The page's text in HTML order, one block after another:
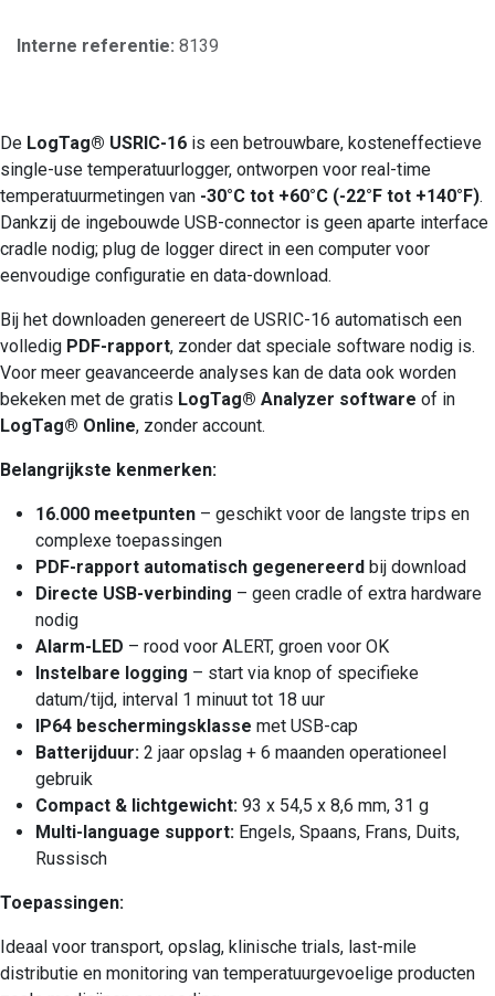
Interne referentie: 8139
De LogTag® USRIC-16 is een betrouwbare, kosteneffectieve
single-use temperatuurlogger, ontworpen voor real-time
temperatuurmetingen van -30°C tot +60°C (-22°F tot +140°F).
Dankzij de ingebouwde USB-connector is geen aparte interface
cradle nodig; plug de logger direct in een computer voor
eenvoudige configuratie en data-download.
Bij het downloaden genereert de USRIC-16 automatisch een
volledig PDF-rapport, zonder dat speciale software nodig is.
Voor meer geavanceerde analyses kan de data ook worden
bekeken met de gratis LogTag® Analyzer software of in
LogTag® Online, zonder account.
Belangrijkste kenmerken:
16.000 meetpunten – geschikt voor de langste trips en
complexe toepassingen
PDF-rapport automatisch gegenereerd bij download
Directe USB-verbinding – geen cradle of extra hardware
nodig
Alarm-LED – rood voor ALERT, groen voor OK
Instelbare logging – start via knop of specifieke
datum/tijd, interval 1 minuut tot 18 uur
IP64 beschermingsklasse met USB-cap
Batterijduur: 2 jaar opslag + 6 maanden operationeel
gebruik
Compact & lichtgewicht: 93 x 54,5 x 8,6 mm, 31 g
Multi-language support: Engels, Spaans, Frans, Duits,
Russisch
Toepassingen:
Ideaal voor transport, opslag, klinische trials, last-mile
distributie en monitoring van temperatuurgevoelige producten